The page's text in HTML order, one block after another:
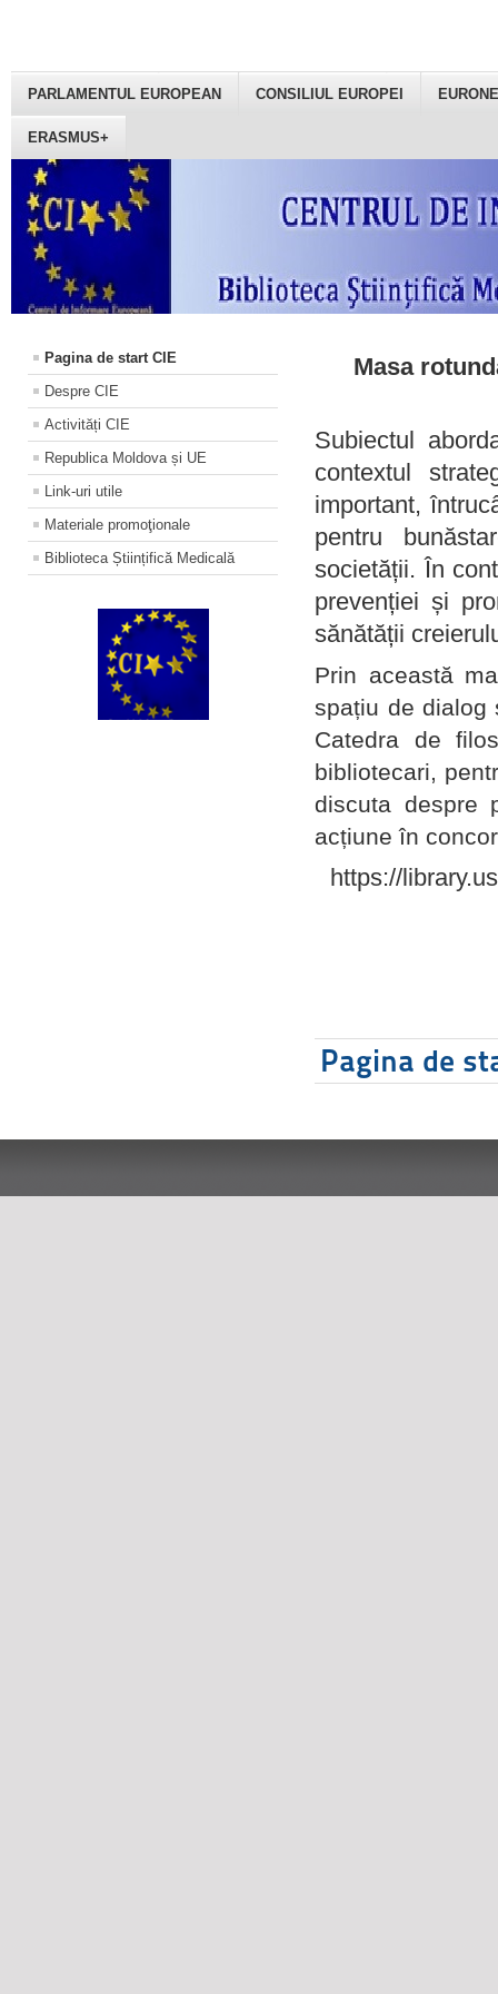
PARLAMENTUL EUROPEAN CONSILIUL EUROPEI
ERASMUS+
Pagina de start CIE
Despre CIE
Activități CIE
Republica Moldova și UE
Link-uri utile
Materiale promoţionale
Biblioteca Științifică Medicală
Masa
Subiectul
contextul
important,
pentru
societății. În
prevenției și
sănătății
Prin această
spațiu de dialog
Catedra de
bibliotecari,
discuta despre
acțiune în
https://
Pagina de